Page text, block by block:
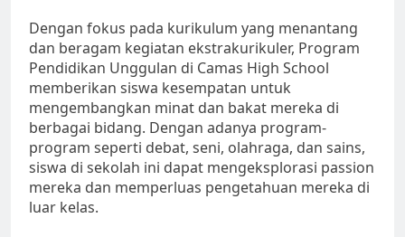
Dengan fokus pada kurikulum yang menantang
dan beragam kegiatan ekstrakurikuler, Program
Pendidikan Unggulan di Camas High School
memberikan siswa kesempatan untuk
mengembangkan minat dan bakat mereka di
berbagai bidang. Dengan adanya program-
program seperti debat, seni, olahraga, dan sains,
siswa di sekolah ini dapat mengeksplorasi passion
mereka dan memperluas pengetahuan mereka di
luar kelas.